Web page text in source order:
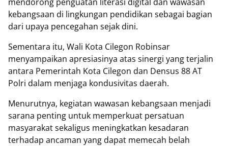
kebangsaan di lingkungan pendidikan sebagai bagian
dari upaya pencegahan sejak dini.
Sementara itu, Wali Kota Cilegon Robinsar
menyampaikan apresiasinya atas sinergi yang terjalin
antara Pemerintah Kota Cilegon dan Densus 88 AT
Polri dalam menjaga kondusivitas daerah.
Menurutnya, kegiatan wawasan kebangsaan menjadi
sarana penting untuk memperkuat persatuan
masyarakat sekaligus meningkatkan kesadaran
terhadap ancaman yang dapat memecah belah